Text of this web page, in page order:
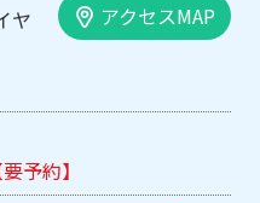
5 西大
アクセスMAP
曜は不定休）